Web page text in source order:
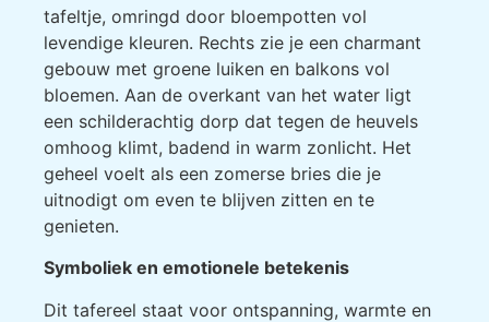
tafeltje, omringd door bloempotten vol
levendige kleuren. Rechts zie je een charmant
gebouw met groene luiken en balkons vol
bloemen. Aan de overkant van het water ligt
een schilderachtig dorp dat tegen de heuvels
omhoog klimt, badend in warm zonlicht. Het
geheel voelt als een zomerse bries die je
uitnodigt om even te blijven zitten en te
genieten.
Symboliek en emotionele betekenis
Dit tafereel staat voor ontspanning, warmte en